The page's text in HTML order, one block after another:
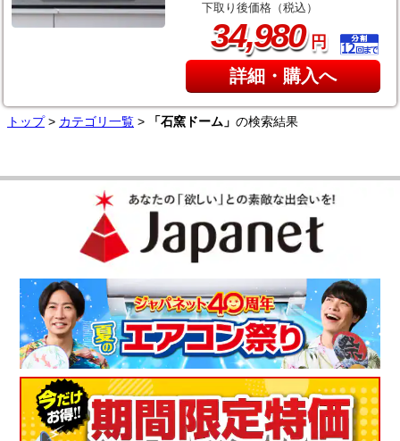
下取り後価格（税込）
34,980円
詳細・購入へ
トップ> カテゴリ一覧 > 「石窯ドーム」 の検索結果